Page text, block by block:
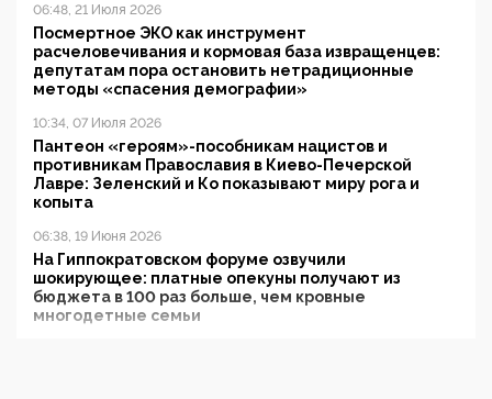
06:48, 21 Июля 2026
Посмертное ЭКО как инструмент
расчеловечивания и кормовая база извращенцев:
депутатам пора остановить нетрадиционные
методы «спасения демографии»
10:34, 07 Июля 2026
Пантеон «героям»-пособникам нацистов и
противникам Православия в Киево-Печерской
Лавре: Зеленский и Ко показывают миру рога и
копыта
06:38, 19 Июня 2026
На Гиппократовском форуме озвучили
шокирующее: платные опекуны получают из
бюджета в 100 раз больше, чем кровные
многодетные семьи